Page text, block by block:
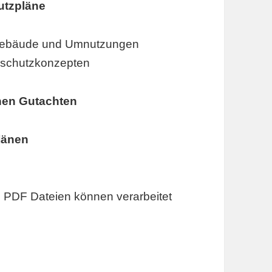
und Umnutzungen
Gutachten
Dateien können verarbeitet